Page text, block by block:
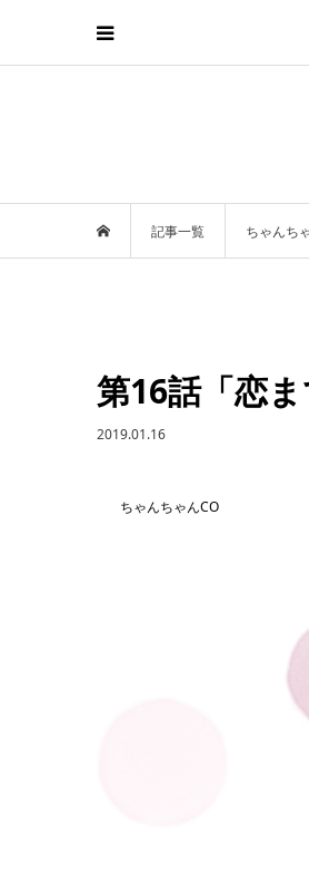
記事一覧 ちゃんち
第16話「恋
2019.01.16
ちゃんちゃんCO